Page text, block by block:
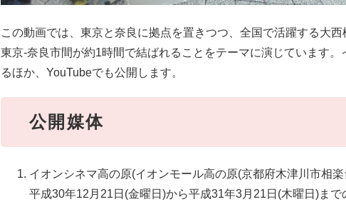
この動画では、東京と奈良に拠点を置きつつ、全国で活躍する大
東京-奈良市間が約1時間で結ばれることをテーマに演じています
るほか、YouTubeでも公開します。
公開媒体
イオンシネマ高の原(イオンモール高の原(京都府木津川市相
平成30年12月21日(金曜日)から平成31年3月21日(木曜日)ま